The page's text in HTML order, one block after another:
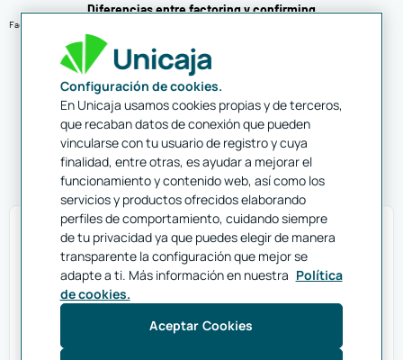
Diferencias entre factoring y confirming
Factoring vs Confirming
Diferencias en
funcionalidad
Factoring
Permite anticipar el cobro de facturas a clientes,
generando liquidez inmediata para tu negocio.
Configuración de cookies.
En Unicaja usamos cookies propias y de terceros,
que recaban datos de conexión que pueden
vincularse con tu usuario de registro y cuya
finalidad, entre otras, es ayudar a mejorar el
funcionamiento y contenido web, así como los
servicios y productos ofrecidos elaborando
perfiles de comportamiento, cuidando siempre
de tu privacidad ya que puedes elegir de manera
transparente la configuración que mejor se
adapte a ti. Más información en nuestra Política
de cookies.
Aceptar Cookies